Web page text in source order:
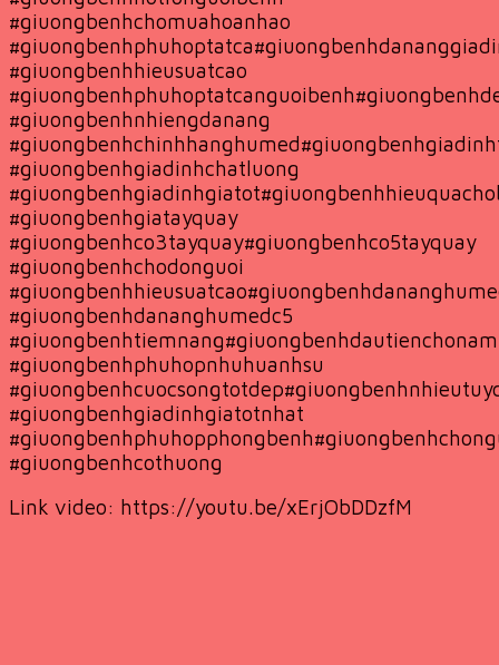
#giuongbenhchomuahoanhao
#giuongbenhhieusuatcao
#giuongbenhnhiengdanang
#giuongbenhgiadinhchatluong
#giuongbenhgiatayquay
#giuongbenhco3tayquay#giuongbenhco5tayquay
#giuongbenhchodonguoi
#giuongbenhdananghumedc5
#giuongbenhphuhopnhuhuanhsu
#giuongbenhgiadinhgiatotnhat
#giuongbenhcothuong
Link video: https://youtu.be/xErjObDDzfM